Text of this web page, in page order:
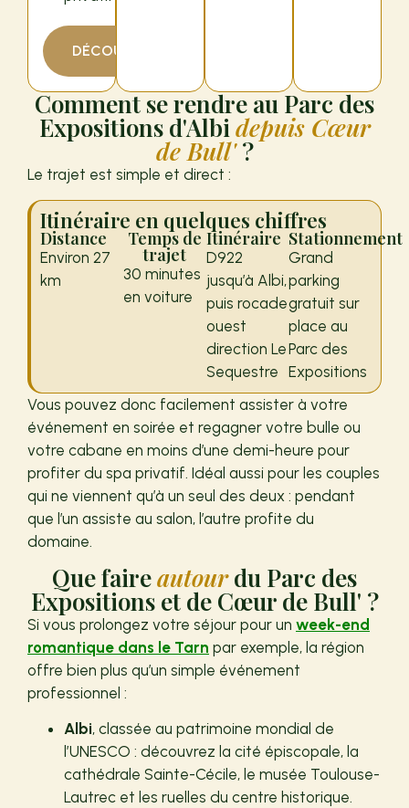
DÉCOUVRIR
Comment se rendre au Parc des
Expositions d'Albidepuis Cœur
de Bull'?
Le trajet est simple et direct :
Itinéraire en quelques chiffres
Distance
Environ 27
km
Temps de
trajet
30 minutes
en voiture
Itinéraire
D922
jusqu’à Albi,
puis rocade
ouest
direction Le
Sequestre
Stationnement
Grand
parking
gratuit sur
place au
Parc des
Expositions
Vous pouvez donc facilement assister à votre
événement en soirée et regagner votre bulle ou
votre cabane en moins d’une demi-heure pour
profiter du spa privatif. Idéal aussi pour les couples
qui ne viennent qu’à un seul des deux : pendant
que l’un assiste au salon, l’autre profite du
domaine.
Que faireautourdu Parc des
Expositions et de Cœur de Bull' ?
Si vous prolongez votre séjour pour un week-end
romantique dans le Tarn par exemple, la région
offre bien plus qu’un simple événement
professionnel :
Albi, classée au patrimoine mondial de
l’UNESCO : découvrez la cité épiscopale, la
cathédrale Sainte-Cécile, le musée Toulouse-
Lautrec et les ruelles du centre historique.